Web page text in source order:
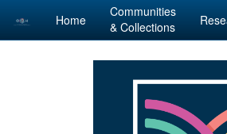
Skip
Home
Communities
& Collections